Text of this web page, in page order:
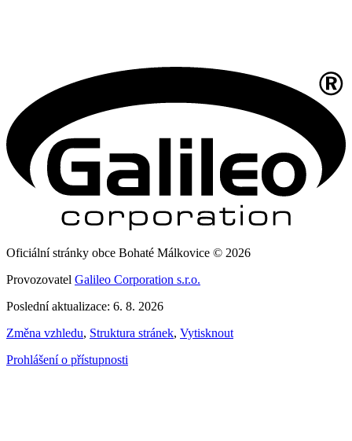
Oficiální stránky obce Bohaté Málkovice © 2026
Provozovatel Galileo Corporation s.r.o.
Poslední aktualizace: 6. 8. 2026
Změna vzhledu, Struktura stránek, Vytisknout
Prohlášení o přístupnosti